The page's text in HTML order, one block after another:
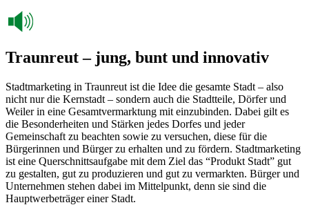
Traunreut – jung, bunt und innovativ
Stadtmarketing in Traunreut ist die Idee die gesamte Stadt – also
nicht nur die Kernstadt – sondern auch die Stadtteile, Dörfer und
Weiler in eine Gesamtvermarktung mit einzubinden. Dabei gilt es
die Besonderheiten und Stärken jedes Dorfes und jeder
Gemeinschaft zu beachten sowie zu versuchen, diese für die
Bürgerinnen und Bürger zu erhalten und zu fördern. Stadtmarketing
ist eine Querschnittsaufgabe mit dem Ziel das “Produkt Stadt” gut
zu gestalten, gut zu produzieren und gut zu vermarkten. Bürger und
Unternehmen stehen dabei im Mittelpunkt, denn sie sind die
Hauptwerbeträger einer Stadt.